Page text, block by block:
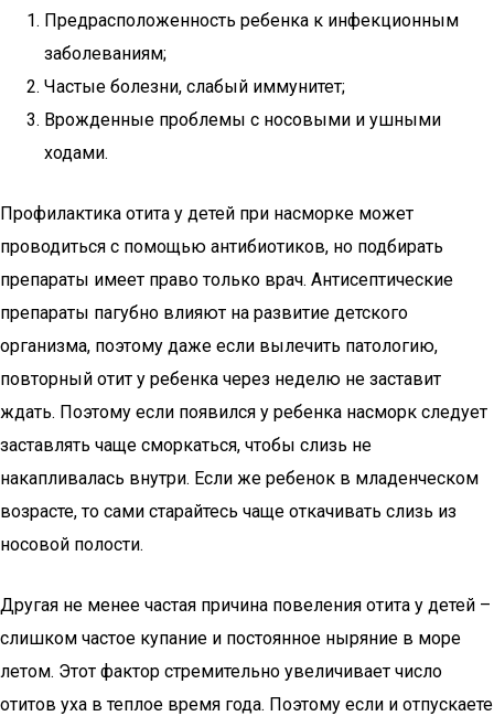
Предрасположенность ребенка к инфекционным
заболеваниям;
Частые болезни, слабый иммунитет;
Врожденные проблемы с носовыми и ушными
ходами.
Профилактика отита у детей при насморке может
проводиться с помощью антибиотиков, но подбирать
препараты имеет право только врач. Антисептические
препараты пагубно влияют на развитие детского
организма, поэтому даже если вылечить патологию,
повторный отит у ребенка через неделю не заставит
ждать. Поэтому если появился у ребенка насморк следует
заставлять чаще сморкаться, чтобы слизь не
накапливалась внутри. Если же ребенок в младенческом
возрасте, то сами старайтесь чаще откачивать слизь из
носовой полости.
Другая не менее частая причина повеления отита у детей –
слишком частое купание и постоянное ныряние в море
летом. Этот фактор стремительно увеличивает число
отитов уха в теплое время года. Поэтому если и отпускаете